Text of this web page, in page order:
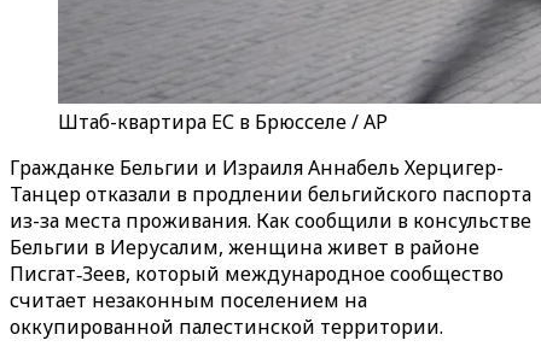
Штаб-квартира ЕС в Брюсселе / AP
Гражданке Бельгии и Израиля Аннабель Херцигер-
Танцер отказали в продлении бельгийского паспорта
из-за места проживания. Как сообщили в консульстве
Бельгии в Иерусалим, женщина живет в районе
Писгат‑Зеев, который международное сообщество
считает незаконным поселением на
оккупированной палестинской территории.